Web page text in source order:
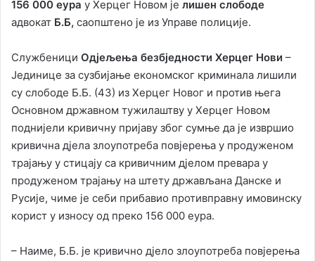
156 000 еура у Херцег Новом је лишен слободе
адвокат Б.Б, саопштено је из Управе полиције.
Службеници Одјељења безбједности Херцег Нови –
Јединице за сузбијање економског криминала лишили
су слободе Б.Б. (43) из Херцег Новог и против њега
Основном државном тужилаштву у Херцег Новом
поднијели кривичну пријаву због сумње да је извршио
кривична дјела злоупотреба повјерења у продуженом
трајању у стицају са кривичним дјелом превара у
продуженом трајању на штету држављана Данске и
Русије, чиме је себи прибавио противправну имовинску
корист у износу од преко 156 000 еура.
– Наиме, Б.Б. је кривично дјело злоупотреба повјерења